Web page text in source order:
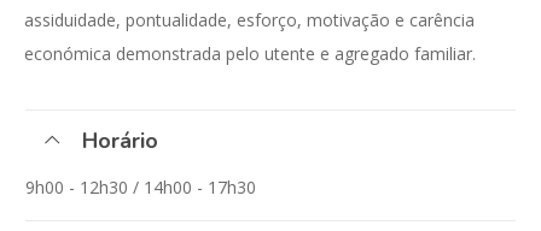
assiduidade, pontualidade, esforço, motivação e carência
económica demonstrada pelo utente e agregado familiar.
Horário
9h00 - 12h30 / 14h00 - 17h30